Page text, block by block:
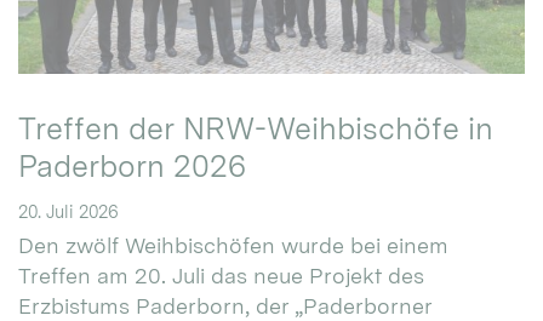
Treffen der NRW-Weihbischöfe in
Paderborn 2026
20. Juli 2026
Den zwölf Weihbischöfen wurde bei einem
Treffen am 20. Juli das neue Projekt des
Erzbistums Paderborn, der „Paderborner